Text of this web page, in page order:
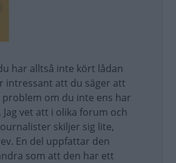
har alltså inte kört lådan
intressant att du säger att
problem om du inte ens har
vet att i olika forum och
skiljer sig lite,
En del uppfattar den
som att den har ett